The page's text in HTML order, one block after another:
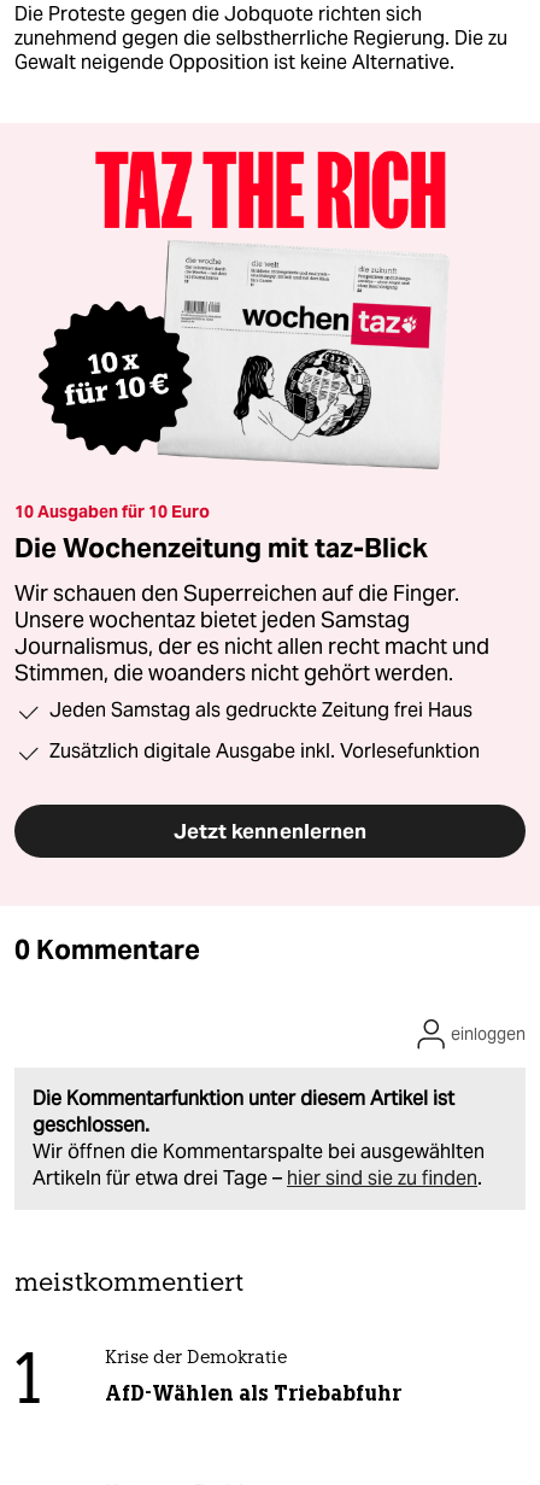
Die Proteste gegen die Jobquote richten sich
zunehmend gegen die selbstherrliche Regierung. Die zu
Gewalt neigende Opposition ist keine Alternative.
10 Ausgaben für 10 Euro
Die Wochenzeitung mit taz-Blick
Wir schauen den Superreichen auf die Finger.
Unsere wochentaz bietet jeden Samstag
Journalismus, der es nicht allen recht macht und
Stimmen, die woanders nicht gehört werden.
Jeden Samstag als gedruckte Zeitung frei Haus
Zusätzlich digitale Ausgabe inkl. Vorlesefunktion
Jetzt kennenlernen
0 Kommentare
Die Kommentarfunktion unter diesem Artikel ist
geschlossen.
Wir öffnen die Kommentarspalte bei ausgewählten
Artikeln für etwa drei Tage – hier sind sie zu finden.
einloggen
meistkommentiert
1 Krise der Demokratie
AfD-Wählen als Triebabfuhr